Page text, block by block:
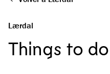
Lærdal
Things to